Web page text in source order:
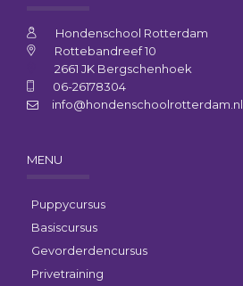
Hondenschool Rotterdam
Rottebandreef 10
2661 JK Bergschenhoek
06-26178304
info@hondenschoolrotterdam.nl
MENU
Puppycursus
Basiscursus
Gevorderdencursus
Privetraining